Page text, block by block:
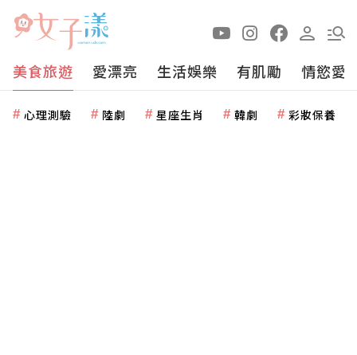
美食旅遊 愛漂亮 生活娛樂 有肌勵 情慾愛
心理測驗 陸劇 星座生肖 韓劇 彩妝保養